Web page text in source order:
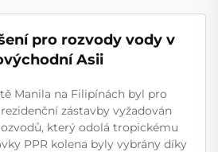
pro rozvody vody v
Asii
Manila na Filipínách byl pro
zástavby vyžadován
který odolá tropickému
PPR kolena byly vybrány díky